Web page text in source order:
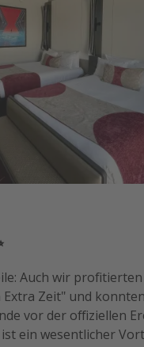
Auch wir
Zeit" und
vor der offiziellen
ein wesentlicher